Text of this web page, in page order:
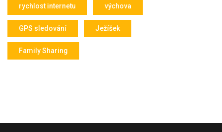
rychlost internetu výchova
GPS sledování Ježíšek
Family Sharing